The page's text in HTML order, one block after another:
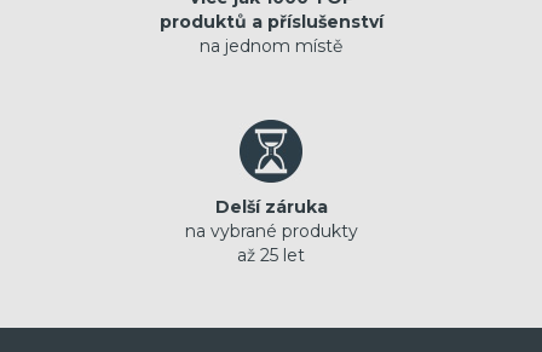
produktů a příslušenství
na jednom místě
Delší záruka
na vybrané produkty
až 25 let